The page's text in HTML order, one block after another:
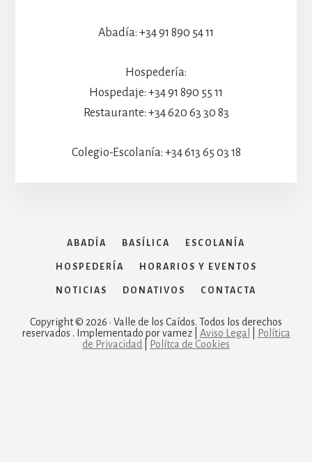
Abadía: +34 91 890 54 11
Hospedería:
Hospedaje: +34 91 890 55 11
Restaurante: +34 620 63 30 83
Colegio-Escolanía: +34 613 65 03 18
ABADÍA BASÍLICA ESCOLANÍA
HOSPEDERÍA HORARIOS Y EVENTOS
NOTICIAS DONATIVOS CONTACTA
Copyright © 2026 · Valle de los Caídos. Todos los derechos
reservados . Implementado por vamez | Aviso Legal
Política
de Privacidad
Polítca de Cookies